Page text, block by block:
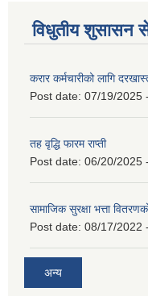
विधुतीय शुसासन
करार कर्मचारीको लागि
Post date: 07/19/2025
तह वृद्धि फारम राप्ती
Post date: 06/20/2025
सामाजिक सुरक्षा भत्ता
Post date: 08/17/2022
अन्य